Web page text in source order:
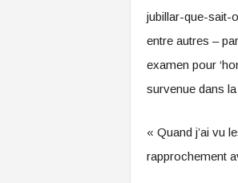
jubillar-que-sait-
entre autres –
examen pour
survenue dans
« Quand j’ai vu
rapprochement